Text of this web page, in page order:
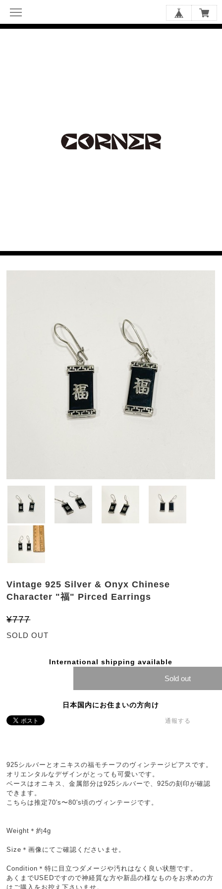
Vintage 925 Silver & Onyx Chinese
Character "福" Pirced Earrings
¥777
SOLD OUT
International shipping available
Sold out
日本国内にお住まいの方向け
通報する
925シルバーとオニキスの福モチーフのヴィンテージピアスです。
オリエンタルなデザインがとっても可愛いです。
ベースはオニキス、金属部分は925シルバーで、925の刻印が確認
できます。
こちらは推定70's〜80's頃のヴィンテージです。
Weight＊約4g
Size＊画像にてご確認くださいませ。
Condition＊特に目立つダメージや汚れはなく良い状態です。
あくまでUSEDですので神経質な方や新品の様なものをお求めの方
はご購入をお控え下さいませ。